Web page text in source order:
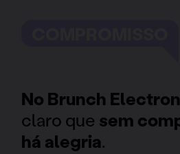
No Brunch
claro que sem
há alegria.